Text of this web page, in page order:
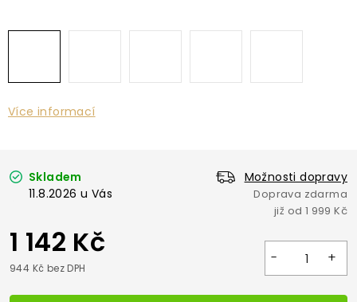
Více informací
Skladem
Možnosti dopravy
11.8.2026
1 142 Kč
944 Kč bez DPH